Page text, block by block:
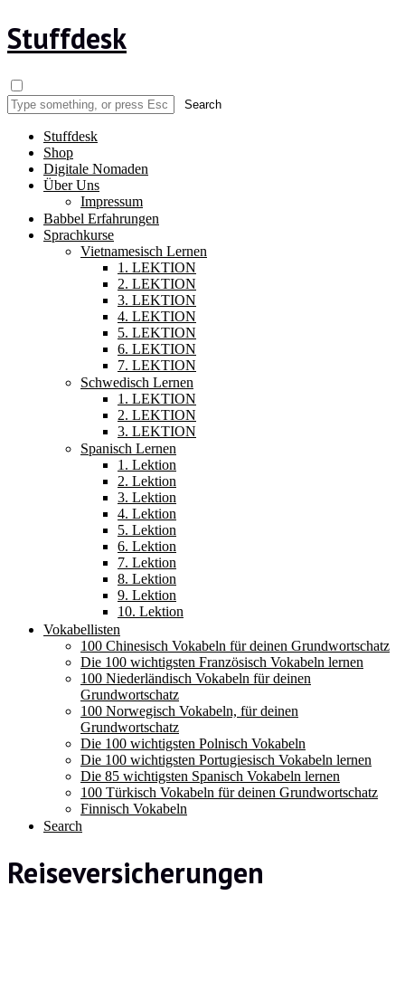
Stuffdesk
Stuffdesk
Shop
Digitale Nomaden
Über Uns
Impressum
Babbel Erfahrungen
Sprachkurse
Vietnamesisch Lernen
1. LEKTION
2. LEKTION
3. LEKTION
4. LEKTION
5. LEKTION
6. LEKTION
7. LEKTION
Schwedisch Lernen
1. LEKTION
2. LEKTION
3. LEKTION
Spanisch Lernen
1. Lektion
2. Lektion
3. Lektion
4. Lektion
5. Lektion
6. Lektion
7. Lektion
8. Lektion
9. Lektion
10. Lektion
Vokabellisten
100 Chinesisch Vokabeln für deinen Grundwortschatz
Die 100 wichtigsten Französisch Vokabeln lernen
100 Niederländisch Vokabeln für deinen
Grundwortschatz
100 Norwegisch Vokabeln, für deinen
Grundwortschatz
Die 100 wichtigsten Polnisch Vokabeln
Die 100 wichtigsten Portugiesisch Vokabeln lernen
Die 85 wichtigsten Spanisch Vokabeln lernen
100 Türkisch Vokabeln für deinen Grundwortschatz
Finnisch Vokabeln
Search
Reiseversicherungen